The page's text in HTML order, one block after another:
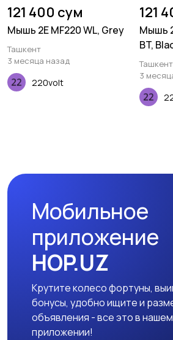
121 400 сум
Мышь 2E MF220 WL, Grey
Ташкент
3 месяца назад
220volt
121
Мышь
BT,
Ташкент
3
Мобильное
приложение
HOP.UZ
Крутите колесо фортуны,
бонусы, удобно ищите и
объявления - все это в
приложении!